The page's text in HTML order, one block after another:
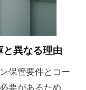
異なる理由
保管要件とコー
要があるため、